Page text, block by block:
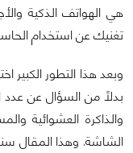
هي الهواتف الذكية
تغنيك عن استخدام
وبعد هذا التطور الكبير
بدلاً من السؤال عن
والذاكرة العشوائية
الشاشة. وهذا المقال